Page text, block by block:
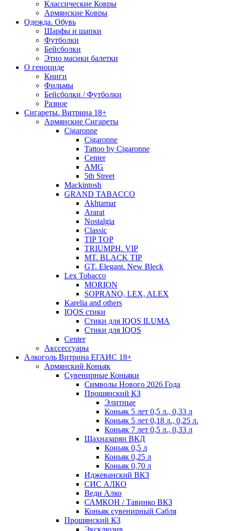
Классические Ковры
Армянские Ковры
Одежда. Обувь
Шарфы и шапки
Футболки
Бейсболки
Этно масики балетки
О геноциде
Книги
Фильмы
Бейсболки / Футболки
Разное
Сигареты. Витрина 18+
Армянские Сигареты
Cigaronne
Cigaronne
Tattoo by Cigaronne
Center
AMG
5th Street
Mackintosh
GRAND TABACCO
Akhtamar
Ararat
Nostalgia
Classic
TIP TOP
TRIUMPH. VIP
MT. BLACK TIP
GT. Elegant. New Bleck
Lex Tobacco
MORION
SOPRANO, LEX, ALEX
Karelia and others
IQOS стики
Стики для IQOS ILUMA
Стики для IQOS
Сenter
Акссессуары
Алкоголь Витрина ЕГАИС 18+
Армянский Коньяк
Сувенирные Коньяки
Символы Нового 2026 Года
Прошянский КЗ
Элитные
Коньяк 5 лет 0,5 л., 0,33 л
Коньяк 5 лет 0,18 л., 0,25 л.
Коньяк 7 лет 0,5 л., 0,33 л
Шахназарян ВКД
Коньяк 0,5 л
Коньяк 0,25 л
Коньяк 0,70 л
Иджеванский ВКЗ
СИС АЛКО
Веди Алко
САМКОН / Тавинко ВКЗ
Коньяк сувенирный Сабля
Прошянский КЗ
Эксклюзив